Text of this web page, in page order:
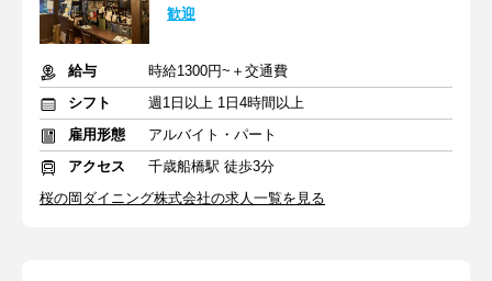
歓迎
給与
時給1300円~＋交通費
シフト
週1日以上 1日4時間以上
雇用形態
アルバイト・パート
アクセス
千歳船橋駅 徒歩3分
桜の岡ダイニング株式会社の求人一覧を見る